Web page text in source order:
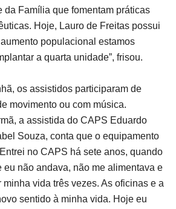
da Família que fomentam práticas
Hoje, Lauro de Freitas possui
populacional estamos
a quarta unidade”, frisou.
os assistidos participaram de
movimento ou com música.
a assistida do CAPS Eduardo
Souza, conta que o equipamento
no CAPS há sete anos, quando
não andava, não me alimentava e
minha vida três vezes. As oficinas e a
sentido à minha vida. Hoje eu